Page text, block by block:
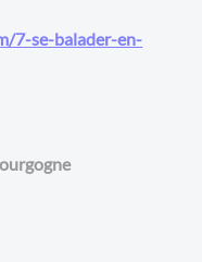
7-se-balader-en-